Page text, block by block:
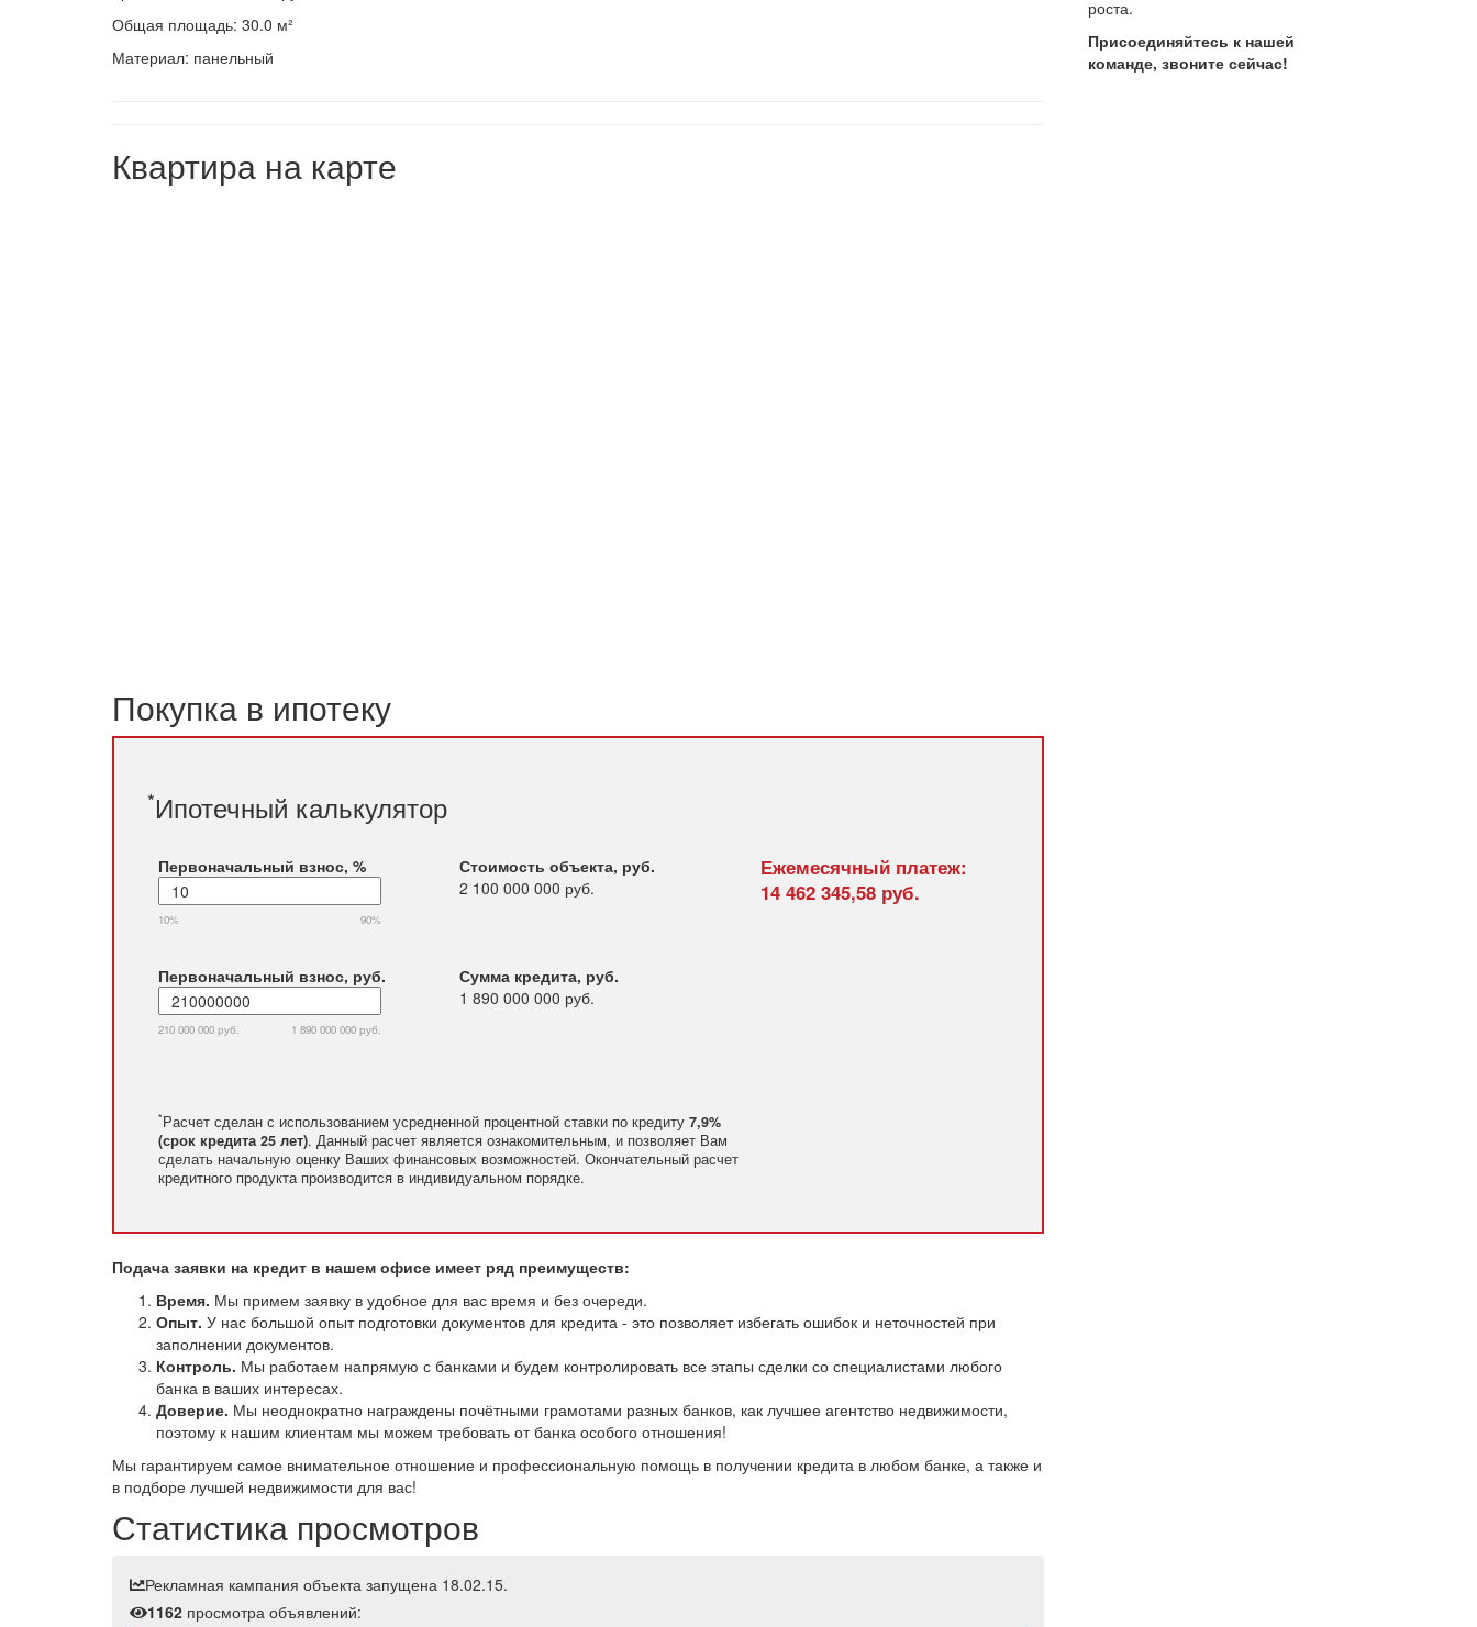
Общая площадь: 30.0 м²
Материал: панельный
Квартира на карте
Покупка в ипотеку
*Ипотечный калькулятор
Первоначальный взнос, %
10% 90%
Первоначальный взнос, руб.
210 000 000 руб. 1 890 000 000 руб.
Стоимость объекта, руб.
2 100 000 000 руб.
Сумма кредита, руб.
1 890 000 000 руб.
Ежемесячный платеж:
14 462 345,58 руб.
*Расчет сделан с использованием усредненной процентной ставки по кредиту 7,9%
(срок кредита 25 лет). Данный расчет является ознакомительным, и позволяет Вам
сделать начальную оценку Ваших финансовых возможностей. Окончательный расчет
кредитного продукта производится в индивидуальном порядке.
Подача заявки на кредит в нашем офисе имеет ряд преимуществ:
Время. Мы примем заявку в удобное для вас время и без очереди.
Опыт. У нас большой опыт подготовки документов для кредита - это позволяет избегать ошибок и неточностей при
заполнении документов.
Контроль. Мы работаем напрямую с банками и будем контролировать все этапы сделки со специалистами любого
банка в ваших интересах.
Доверие. Мы неоднократно награждены почётными грамотами разных банков, как лучшее агентство недвижимости,
поэтому к нашим клиентам мы можем требовать от банка особого отношения!
Мы гарантируем самое внимательное отношение и профессиональную помощь в получении кредита в любом банке, а также и
в подборе лучшей недвижимости для вас!
Статистика просмотров
Рекламная кампания объекта запущена 18.02.15.
1162 просмотра объявлений:
роста.
Присоединяйтесь к нашей
команде, звоните сейчас!